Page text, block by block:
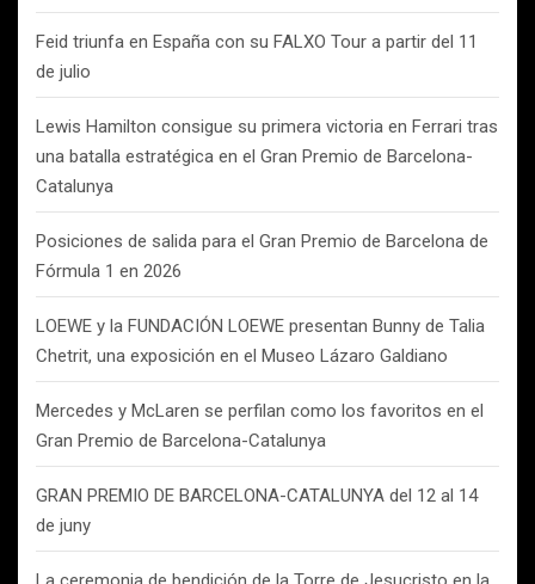
Feid triunfa en España con su FALXO Tour a partir del 11
de julio
Lewis Hamilton consigue su primera victoria en Ferrari tras
una batalla estratégica en el Gran Premio de Barcelona-
Catalunya
Posiciones de salida para el Gran Premio de Barcelona de
Fórmula 1 en 2026
LOEWE y la FUNDACIÓN LOEWE presentan Bunny de Talia
Chetrit, una exposición en el Museo Lázaro Galdiano
Mercedes y McLaren se perfilan como los favoritos en el
Gran Premio de Barcelona-Catalunya
GRAN PREMIO DE BARCELONA-CATALUNYA del 12 al 14
de juny